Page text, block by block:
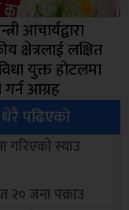
आचार्यद्वारा
क्षेत्रलाई लक्षित
युक्त होटलमा
आग्रह
धेरै पढिएको
गरिएको स्याउ
२० जना पक्राउ